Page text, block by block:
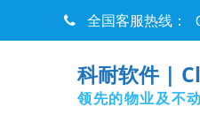
全国客服热线：
科耐软件 |
领先的物业及不